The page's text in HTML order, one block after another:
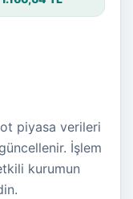
piyasa verileri
İşlem
kurumun